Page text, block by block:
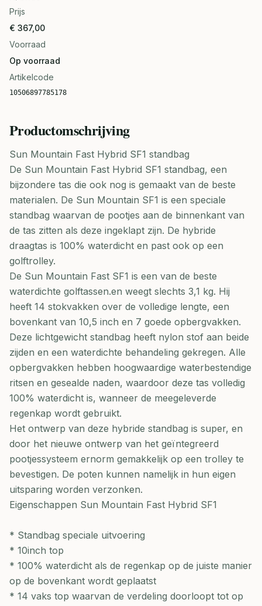
Prijs
€ 367,00
Voorraad
Op voorraad
Artikelcode
10506897785178
Productomschrijving
Sun Mountain Fast Hybrid SF1 standbag
De Sun Mountain Fast Hybrid SF1 standbag, een
bijzondere tas die ook nog is gemaakt van de beste
materialen. De Sun Mountain SF1 is een speciale
standbag waarvan de pootjes aan de binnenkant van
de tas zitten als deze ingeklapt zijn. De hybride
draagtas is 100% waterdicht en past ook op een
golftrolley.
De Sun Mountain Fast SF1 is een van de beste
waterdichte golftassen.en weegt slechts 3,1 kg. Hij
heeft 14 stokvakken over de volledige lengte, een
bovenkant van 10,5 inch en 7 goede opbergvakken.
Deze lichtgewicht standbag heeft nylon stof aan beide
zijden en een waterdichte behandeling gekregen. Alle
opbergvakken hebben hoogwaardige waterbestendige
ritsen en gesealde naden, waardoor deze tas volledig
100% waterdicht is, wanneer de meegeleverde
regenkap wordt gebruikt.
Het ontwerp van deze hybride standbag is super, en
door het nieuwe ontwerp van het geïntegreerd
pootjessysteem ernorm gemakkelijk op een trolley te
bevestigen. De poten kunnen namelijk in hun eigen
uitsparing worden verzonken.
Eigenschappen Sun Mountain Fast Hybrid SF1
* Standbag speciale uitvoering
* 10inch top
* 100% waterdicht als de regenkap op de juiste manier
op de bovenkant wordt geplaatst
* 14 vaks top waarvan de verdeling doorloopt tot op